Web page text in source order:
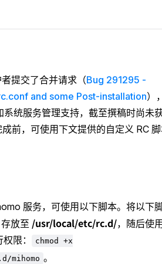
提交了合并请求（Bug 291295 -
and some Post-installation）
系统服务管理支持，截至撰稿时尚未
前，可使用下文提供的自定义 RC
服务，可使用以下脚本。将以下
放至 /usr/local/etc/rc.d/，随后使
限：
chmod +x
。